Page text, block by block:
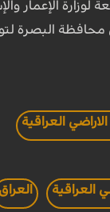
لوزارة الإعمار
محافظة البصرة
العراقية
العراقية العراق